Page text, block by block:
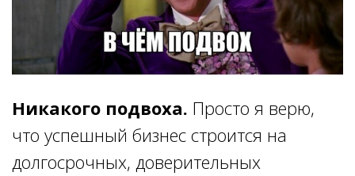
Никакого подвоха. Просто я верю,
что успешный бизнес строится на
долгосрочных, доверительных